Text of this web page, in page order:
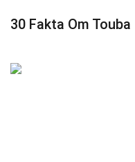
30 Fakta Om Touba